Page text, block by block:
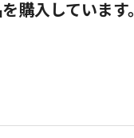
購入しています。